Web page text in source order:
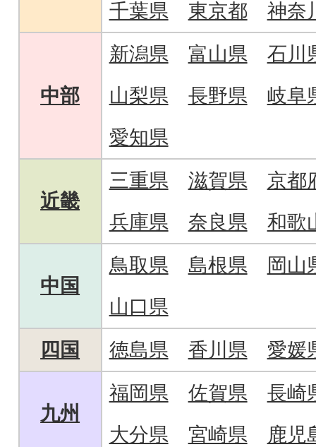
千葉県
東京都 神奈
中部
新潟県 富山県
石川
山梨県
長野県
岐阜
愛知県
近畿
三重県 滋賀県
京都
兵庫県
奈良県 和歌
中国
鳥取県 島根県
岡山
山口県
四国
徳島県 香川県 愛媛
九州
福岡県 佐賀県
長崎
大分県
宮崎県
鹿児